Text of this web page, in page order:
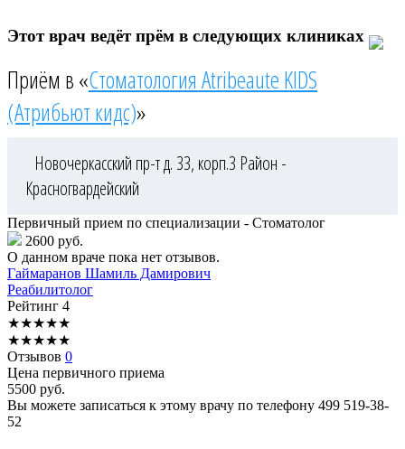
Этот врач ведёт прём в следующих клиниках
Приём в «Стоматология Atribeaute KIDS
(Атрибьют кидс)»
Новочеркасский пр-т д. 33, корп.3 Район -
Красногвардейский
Первичный прием по специализации - Стоматолог
2600 руб.
О данном враче пока нет отзывов.
Гаймаранов Шамиль Дамирович
Реабилитолог
Рейтинг 4
★★★★★
★★★★★
Отзывов 0
Цена первичного приема
5500 руб.
Вы можете записаться к этому врачу по телефону 499 519-38-
52